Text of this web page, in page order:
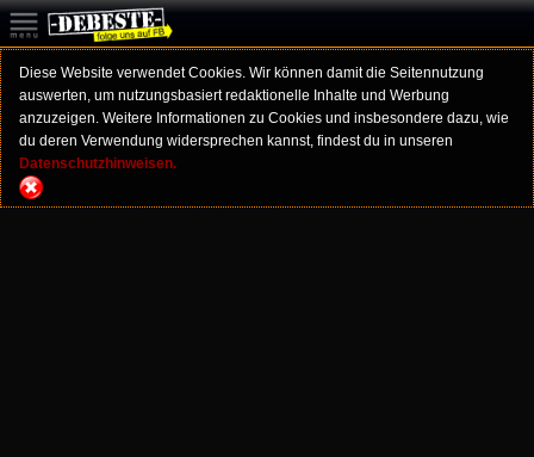
Diese Website verwendet Cookies. Wir können damit die Seitennutzung
auswerten, um nutzungsbasiert redaktionelle Inhalte und Werbung
anzuzeigen. Weitere Informationen zu Cookies und insbesondere dazu, wie
du deren Verwendung widersprechen kannst, findest du in unseren
Datenschutzhinweisen.